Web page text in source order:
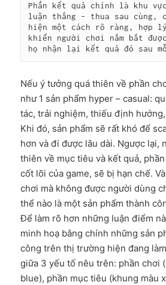
Phần kết quả chính là khu
luận thắng - thua sau cùng,
hiện một cách rõ ràng, hợp
khiến người chơi nắm bắt
họ nhận lại kết quả đó sau
Nếu ý tưởng quá thiên về phần
như 1 sản phẩm hyper – casual:
tác, trải nghiệm, thiếu định
Khi đó, sản phẩm sẽ rất khó để
hơn và đi được lâu dài. Ngược lại,
thiên về mục tiêu và kết quả,
cốt lõi của game, sẽ bị hạn chế.
chơi mà không được người dùng
thể nào là một sản phẩm thành
Để làm rõ hơn những luận điểm
minh hoạ bằng chính những sản
công trên thị trường hiện đang
giữa 3 yếu tố nêu trên: phần chơi
blue), phần mục tiêu (khung màu